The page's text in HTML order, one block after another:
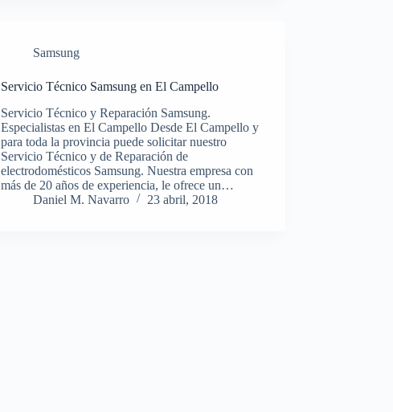
Samsung
Servicio Técnico Samsung en El Campello
Servicio Técnico y Reparación Samsung.
Especialistas en El Campello Desde El Campello y
para toda la provincia puede solicitar nuestro
Servicio Técnico y de Reparación de
electrodomésticos Samsung. Nuestra empresa con
más de 20 años de experiencia, le ofrece un…
Daniel M. Navarro
23 abril, 2018